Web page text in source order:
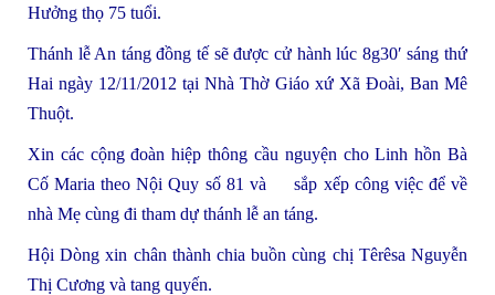
Hưởng thọ 75 tuổi.
Thánh lễ An táng đồng tế sẽ được cử hành lúc 8g30′ sáng thứ
Hai ngày 12/11/2012 tại Nhà Thờ Giáo xứ Xã Đoài, Ban Mê
Thuột.
Xin các cộng đoàn hiệp thông cầu nguyện cho Linh hồn Bà
Cố Maria theo Nội Quy số 81 và sắp xếp công việc để về
nhà Mẹ cùng đi tham dự thánh lễ an táng.
Hội Dòng xin chân thành chia buồn cùng chị Têrêsa Nguyễn
Thị Cương và tang quyến.